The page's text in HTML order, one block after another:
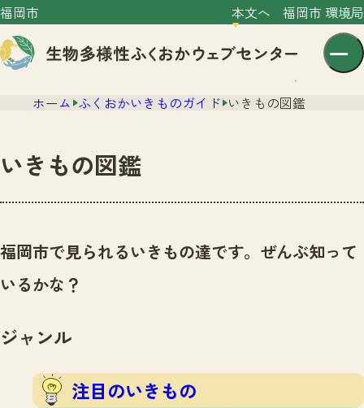
福岡市 本文へ 福岡市 環境局
センター紹介
センター紹介TOP
サイトポリシー
ニュース
いきものガイド
注目のいきもの
生物多様性のめぐみ
イベント
いきもの調査隊
ホーム ふくおかいきものガイド いきもの図鑑
いきもの図鑑
福岡市で見られるいきもの達です。ぜんぶ知って
いるかな？
ジャンル
注目のいきもの